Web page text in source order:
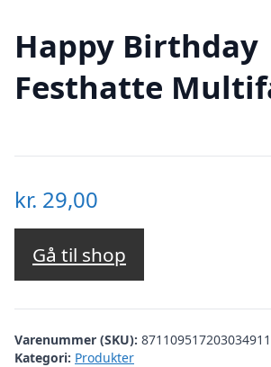
Happy Birthday
Festhatte
kr. 29,00
Gå til shop
Varenummer (SKU):
Kategori: Produkter